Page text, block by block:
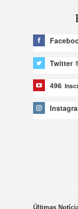
Twitter
496
Últimas